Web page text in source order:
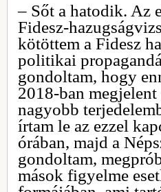
– Sőt a hatodik. Az
Fidesz-
kötöttem a Fidesz
politikai
gondoltam, hogy
2018-ban
nagyobb
írtam le az ezzel
órában, majd a
gondoltam,
mások figyelme